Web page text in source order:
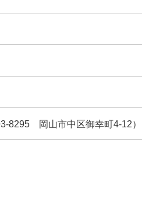
8295 岡山市中区御幸町4-12）